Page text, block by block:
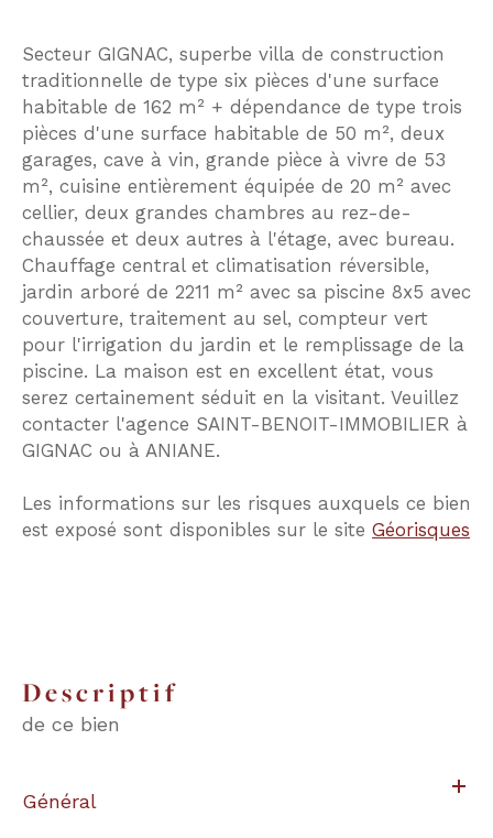
Secteur GIGNAC, superbe villa de construction
traditionnelle de type six pièces d'une surface
habitable de 162 m² + dépendance de type trois
pièces d'une surface habitable de 50 m², deux
garages, cave à vin, grande pièce à vivre de 53
m², cuisine entièrement équipée de 20 m² avec
cellier, deux grandes chambres au rez-de-
chaussée et deux autres à l'étage, avec bureau.
Chauffage central et climatisation réversible,
jardin arboré de 2211 m² avec sa piscine 8x5 avec
couverture, traitement au sel, compteur vert
pour l'irrigation du jardin et le remplissage de la
piscine. La maison est en excellent état, vous
serez certainement séduit en la visitant. Veuillez
contacter l'agence SAINT-BENOIT-IMMOBILIER à
GIGNAC ou à ANIANE.
Les informations sur les risques auxquels ce bien
est exposé sont disponibles sur le site Géorisques
descriptif
de ce bien
Général